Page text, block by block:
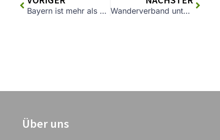
Bayern ist mehr als Schloss Neuschwanstein Wanderverband unterstützt #natürlichEuropa
Über uns